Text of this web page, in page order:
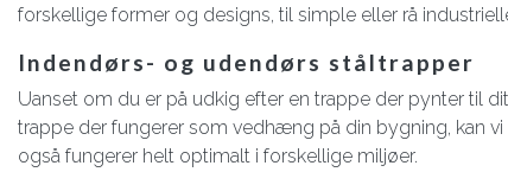
forskellige former og designs, til simple eller rå
Indendørs- og udendørs ståltrapper
Uanset om du er på udkig efter en trappe der pynter til
trappe der fungerer som vedhæng på din bygning, kan
også fungerer helt optimalt i forskellige miljøer.